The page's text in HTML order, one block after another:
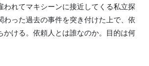
われてマキシーンに接近してくる私立探
わった過去の事件を突き付けた上で、依
かける。依頼人とは誰なのか。目的は何